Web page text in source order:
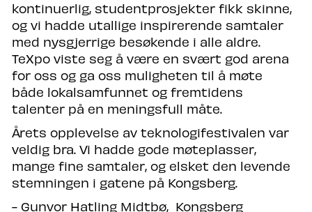
kontinuerlig, studentprosjekter fikk skinne,
og vi hadde utallige inspirerende samtaler
med nysgjerrige besøkende i alle aldre.
TeXpo viste seg å være en svært god arena
for oss og ga oss muligheten til å møte
både lokalsamfunnet og fremtidens
talenter på en meningsfull måte.
Årets opplevelse av teknologifestivalen var
veldig bra. Vi hadde gode møteplasser,
mange fine samtaler, og elsket den levende
stemningen i gatene på Kongsberg.
- Gunvor Hatling Midtbø, Kongsberg